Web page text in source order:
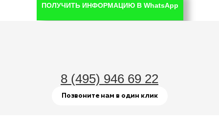
ПОЛУЧИТЬ ИНФОРМАЦИЮ В WhatsApp
8 (495) 946 69 22
Позвоните нам в один клик